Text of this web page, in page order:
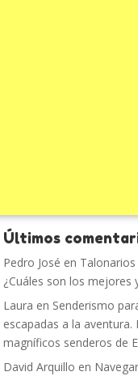
Últimos
Pedro José en
¿Cuáles son los mejores
Laura en Senderismo
escapadas a la
magníficos senderos de
David Arquillo en